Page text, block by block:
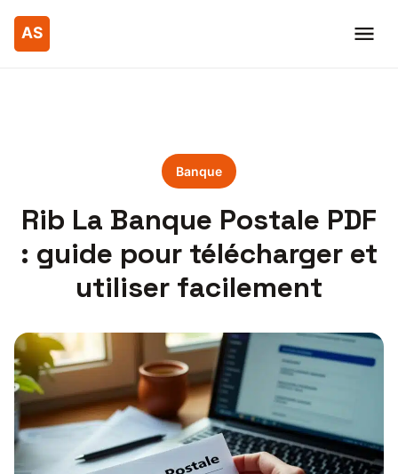
Banque
Rib La Banque Postale PDF
: guide pour télécharger et
utiliser facilement